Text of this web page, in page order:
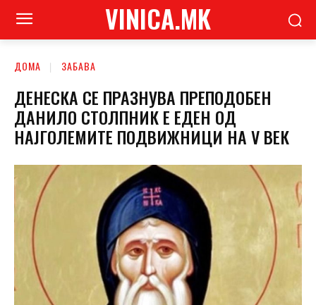
VINICA.MK
ДОМА ЗАБАВА
ДЕНЕСКА СЕ ПРАЗНУВА ПРЕПОДОБЕН
ДАНИЛО СТОЛПНИК Е ЕДЕН ОД
НАЈГОЛЕМИТЕ ПОДВИЖНИЦИ НА V ВЕК